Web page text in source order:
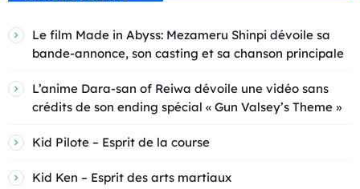
Le film Made in Abyss: Mezameru Shinpi dévoile sa
bande-annonce, son casting et sa chanson principale
L’anime Dara-san of Reiwa dévoile une vidéo sans
crédits de son ending spécial « Gun Valsey’s Theme »
Kid Pilote – Esprit de la course
Kid Ken – Esprit des arts martiaux